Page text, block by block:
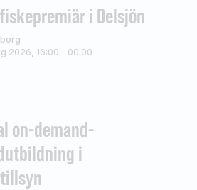
i Delsjön
2026, 16:00 - 00:00
on-demand-
i